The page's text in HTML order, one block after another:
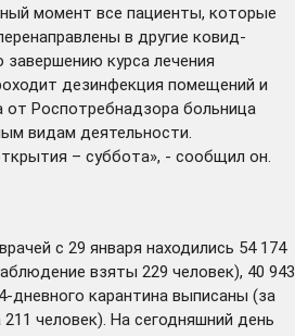
момент все пациенты, которые
в другие ковид-
завершению курса лечения
дезинфекция помещений и
от Роспотребнадзора больница
видам деятельности.
– суббота», - сообщил он.
с 29 января находились 54 174
взяты 229 человек), 40 943
дневного карантина выписаны (за
человек). На сегодняшний день